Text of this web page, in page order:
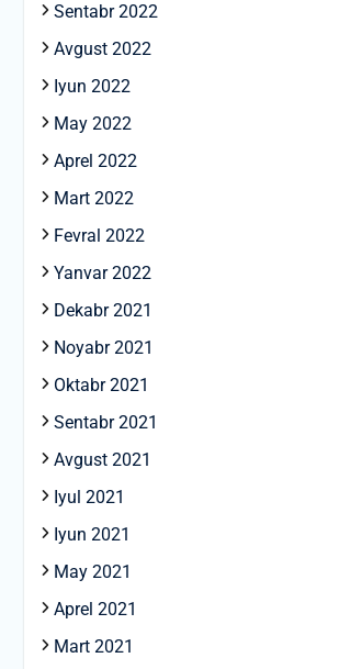
Sentabr 2022
Avgust 2022
Iyun 2022
May 2022
Aprel 2022
Mart 2022
Fevral 2022
Yanvar 2022
Dekabr 2021
Noyabr 2021
Oktabr 2021
Sentabr 2021
Avgust 2021
Iyul 2021
Iyun 2021
May 2021
Aprel 2021
Mart 2021